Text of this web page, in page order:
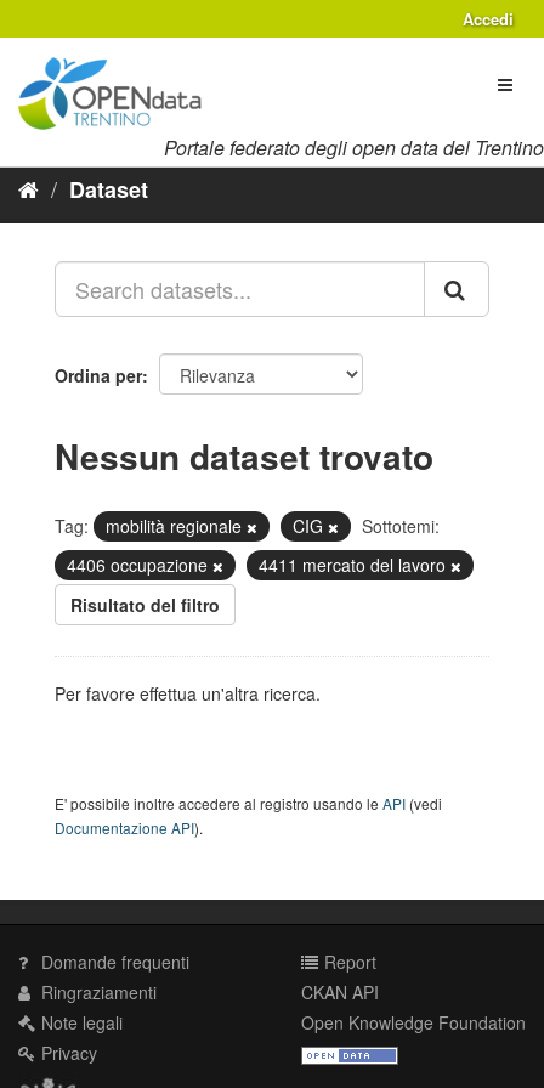
al
contenuto
Accedi
Portale federato degli open data del Trentino
Dataset
Ordina per
Nessun dataset trovato
Tag: mobilità regionale CIG
Sottotemi:
4406 occupazione
4411 mercato del lavoro
Risultato del filtro
Per favore effettua un'altra ricerca.
E' possibile inoltre accedere al registro usando le API (vedi
Documentazione API).
Domande frequenti
Ringraziamenti
Note legali
Privacy
Report
CKAN API
Open Knowledge Foundation